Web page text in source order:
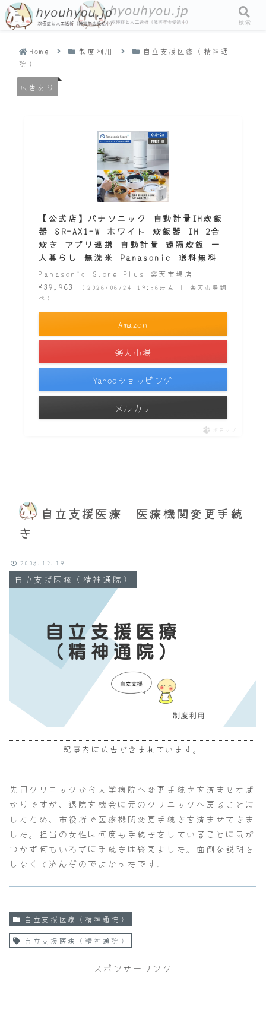
Home 制度利用
自立支援医療（精神通
院）
広告あり
自立支援医療 医療機関変更手続
き
自立支援医療（精神通院）
2008.12.19
記事内に広告が含まれています。
【公式店】パナソニック 自動計量IH炊飯
器 SR-AX1-W ホワイト 炊飯器 IH 2合
炊き アプリ連携 自動計量 遠隔炊飯 一
人暮らし 無洗米 Panasonic 送料無料
Panasonic Store Plus 楽天市場店
¥39,963
（2026/06/24 19:56時点 | 楽天市場調
べ）
Amazon
楽天市場
Yahooショッピング
メルカリ
ポチップ
先日クリニックから大学病院へ変更手続きを済ませたば
かりですが、退院を機会に元のクリニックへ戻ることに
したため、市役所で医療機関変更手続きを済ませてきま
した。担当の女性は何度も手続きをしていることに気が
つかず何もいわずに手続きは終えました。面倒な説明を
しなくて済んだのでよかったです。
自立支援医療（精神通院）
自立支援医療（精神通院）
スポンサーリンク
メニュー 検索